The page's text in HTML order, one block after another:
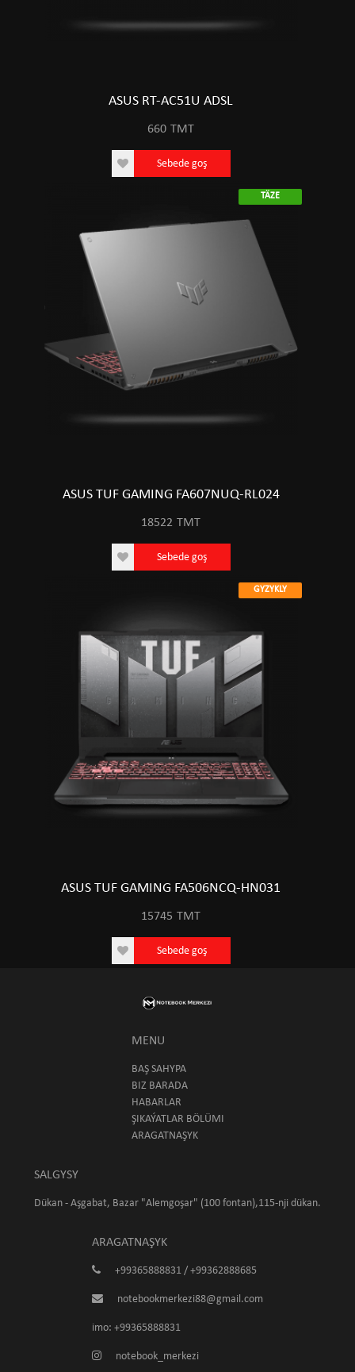
ASUS RT-AC51U ADSL
660 TMT
Sebede goş
TÄZE
ASUS TUF GAMING FA607NUQ-RL024
18522 TMT
Sebede goş
GYZYKLY
ASUS TUF GAMING FA506NCQ-HN031
15745 TMT
Sebede goş
MENU
BAŞ SAHYPA
BIZ BARADA
HABARLAR
ŞIKAÝATLAR BÖLÜMI
ARAGATNAŞYK
SALGYSY
Dükan - Aşgabat, Bazar "Alemgoşar" (100 fontan),115-nji dükan.
ARAGATNAŞYK
+99365888831 / +99362888685
notebookmerkezi88@gmail.com
imo: +99365888831
notebook_merkezi